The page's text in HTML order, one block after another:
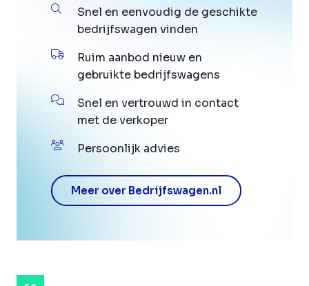
Snel en eenvoudig de geschikte
bedrijfswagen vinden
Ruim aanbod nieuw en
gebruikte bedrijfswagens
Snel en vertrouwd in contact
met de verkoper
Persoonlijk advies
Meer over Bedrijfswagen.nl